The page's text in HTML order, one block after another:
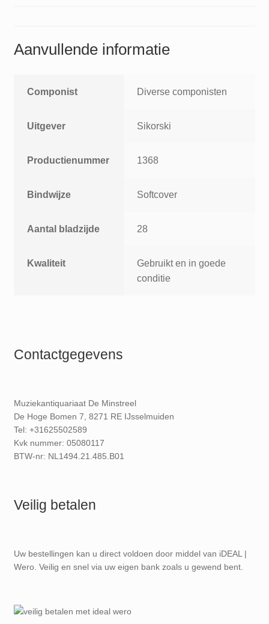
Aanvullende informatie
Componist Diverse componisten
Uitgever Sikorski
Productienummer 1368
Bindwijze Softcover
Aantal bladzijde 28
Kwaliteit
Gebruikt en in goede
conditie
Contactgegevens
Muziekantiquariaat De Minstreel
De Hoge Bomen 7, 8271 RE IJsselmuiden
Tel: +31625502589
Kvk nummer: 05080117
BTW-nr: NL1494.21.485.B01
Veilig betalen
Uw bestellingen kan u direct voldoen door middel van iDEAL |
Wero. Veilig en snel via uw eigen bank zoals u gewend bent.